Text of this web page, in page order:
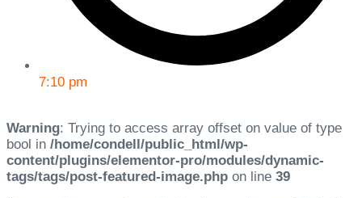
7:10 pm
Warning: Trying to access array offset on value of type
bool in /home/condell/public_html/wp-
content/plugins/elementor-pro/modules/dynamic-
tags/tags/post-featured-image.php on line 39